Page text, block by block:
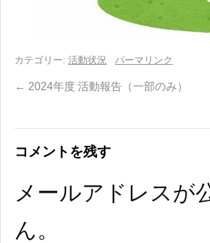
カテゴリー: 活動状況 パーマリンク
← 2024年度 活動報告（一部のみ）
コメントを残す
メールアドレスが
ん。